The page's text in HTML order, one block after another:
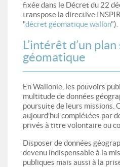
fixée dans le Décret du 22
transpose la directive
"décret géomatique wallon").
L’intérêt d’un
géomatique
En Wallonie, les pouvoirs
multitude de données
poursuite de leurs missions.
aujourd’hui complétées par
privés à titre volontaire ou
Disposer de données
devenu indispensable à la
publiques mais aussi à la